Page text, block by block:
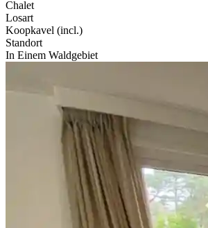
Chalet
Losart
Koopkavel (incl.)
Standort
In Einem Waldgebiet